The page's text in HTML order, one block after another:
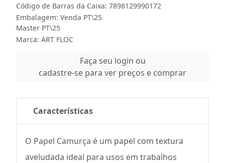
Código de Barras da Caixa: 7898129990172
Embalagem: Venda PT\25
Master PT\25
Marca: ART FLOC
Faça seu login ou
cadastre-se para ver preços e comprar
Características
O Papel Camurça é um papel com textura
aveludada ideal para usos em trabalhos